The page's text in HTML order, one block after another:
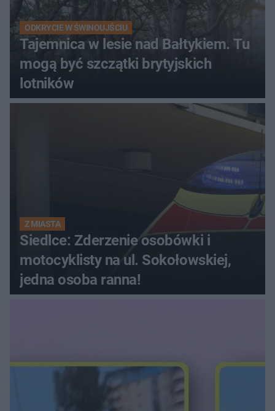
ODKRYCIE W ŚWINOUJŚCIU
Tajemnica w lesie nad Bałtykiem. Tu
mogą być szczątki brytyjskich
lotników
Z MIASTA
Siedlce: Zderzenie osobówki i
motocyklisty na ul. Sokołowskiej,
jedna osoba ranna!